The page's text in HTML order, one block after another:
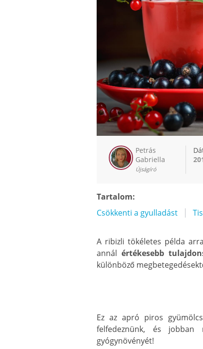
Petrás
Gabriella
Újságíró
Tartalom:
Csökkenti a gyulladást
A ribizli tökéletes példa
annál értékesebb
különböző
Ez az apró piros
felfedeznünk, és jobban
gyógynövényét!